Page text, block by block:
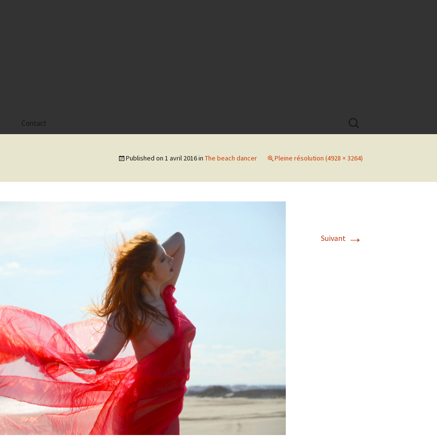
Contact
Rechercher :
Published on 1 avril 2016in The beach dancer Pleine résolution (4928 × 3264)
Suivant →